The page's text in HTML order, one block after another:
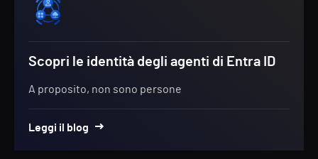
Scopri le identità degli agenti di Entra ID
A proposito, non sono persone
Leggi il blog